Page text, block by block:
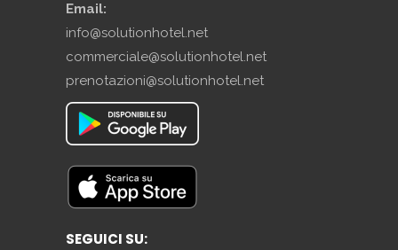
Email:
info@solutionhotel.net
commerciale@solutionhotel.net
prenotazioni@solutionhotel.net
SEGUICI SU: